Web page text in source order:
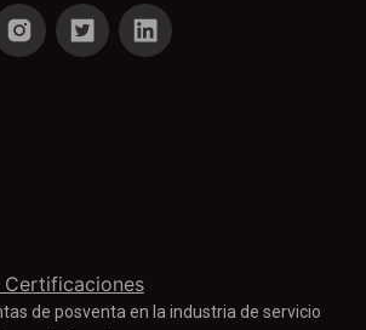
Certificaciones
de posventa en la industria de servicio